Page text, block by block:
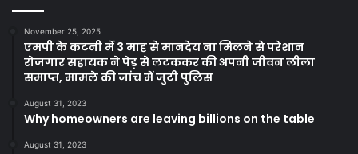
November 25, 2025
एमपी के कटनी में 3 माह से मानदेय ना मिलने से परेशान
रोजगार सहायक ने पेड़ से लटककर की अपनी जीवन लीला
समाप्त, मामले की जांच में जुटी पुलिस
August 31, 2023
Why homeowners are leaving billions on the table
August 31, 2023